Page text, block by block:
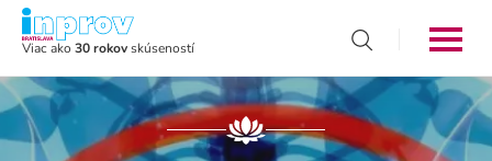
Viac ako 30 rokovskúseností